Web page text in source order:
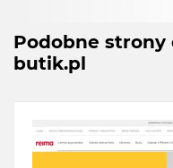
Podobne strony
butik.pl